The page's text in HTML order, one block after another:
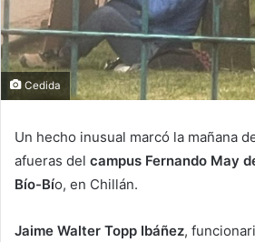
Cedida
Un hecho inusual marcó la mañana
afueras del campus Fernando May
Bío-Bío, en Chillán.
Jaime Walter Topp Ibáñez,